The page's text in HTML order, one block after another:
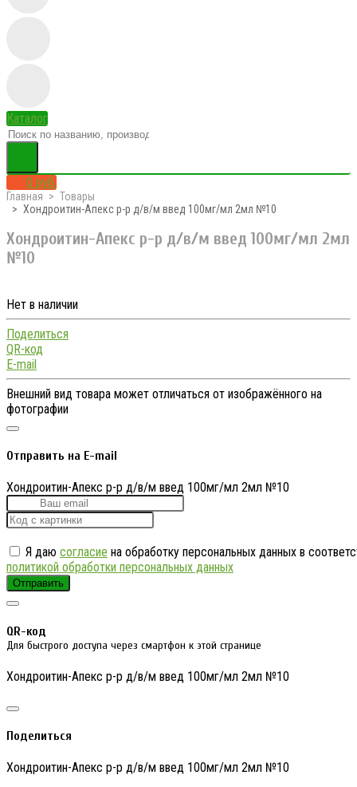
Каталог
0 руб.
Главная
Товары
Хондроитин-Апекс р-р д/в/м введ 100мг/мл 2мл №10
Хондроитин-Апекс р-р д/в/м введ 100мг/мл 2мл
№10
Нет в наличии
Поделиться
QR-код
E-mail
Внешний вид товара может отличаться от изображённого на
фотографии
Отправить на E-mail
Хондроитин-Апекс р-р д/в/м введ 100мг/мл 2мл №10
Я даю согласие на обработку персональных данных в
политикой обработки персональных данных
Отправить
QR-код
Для быстрого доступа через смартфон к этой странице
Хондроитин-Апекс р-р д/в/м введ 100мг/мл 2мл №10
Поделиться
Хондроитин-Апекс р-р д/в/м введ 100мг/мл 2мл №10